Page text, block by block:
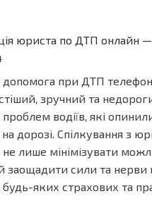
юриста по ДТП онлайн
при ДТП
зручний та
водіїв, які
дорозі. Спілкування з
лише мінімізувати
заощадити сили та нерви
будь-яких страхових та